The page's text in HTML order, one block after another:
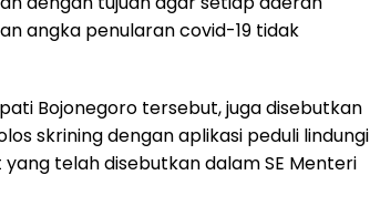
angka penularan covid-19 tidak
Bojonegoro tersebut, juga disebutkan
skrining dengan aplikasi peduli lindungi
telah disebutkan dalam SE Menteri